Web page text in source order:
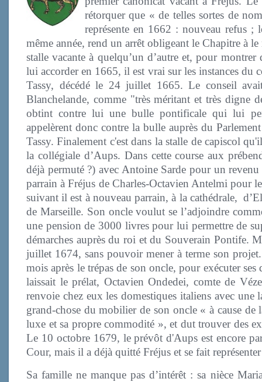
rétorquer que « de telles sortes de
représente en 1662 : nouveau refus ;
même année, rend un arrêt obligeant le Chapitre à
stalle vacante à quelqu’un d’autre et, pour
lui accorder en 1665, il est vrai sur les instances du
Tassy, décédé le 24 juillet 1665. Le conseil
Blanchelande, comme "très méritant et très digne
obtint contre lui une bulle pontificale qui lui
appelèrent donc contre la bulle auprès du
Tassy. Finalement c'est dans la stalle de capiscol
la collégiale d’Aups. Dans cette course aux
déjà permuté ?) avec Antoine Sarde pour un
parrain à Fréjus de Charles-Octavien Antelmi pour
suivant il est à nouveau parrain, à la cathédrale,
de Marseille. Son oncle voulut se l’adjoindre
une pension de 3000 livres pour lui permettre de
démarches auprès du roi et du Souverain Pontife.
juillet 1674, sans pouvoir mener à terme son
mois après le trépas de son oncle, pour exécuter
laissait le prélat, Octavien Ondedei, comte de
renvoie chez eux les domestiques italiens avec
grand-chose du mobilier de son oncle « à cause
luxe et sa propre commodité », et dut trouver des
Le 10 octobre 1679, le prévôt d'Aups est encore
Cour, mais il a déjà quitté Fréjus et se fait
Sa famille ne manque pas d’intérêt : sa nièce